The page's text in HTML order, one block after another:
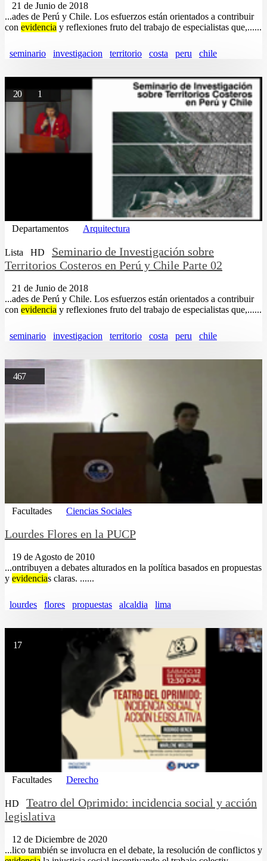
21 de Junio de 2018
...ades de Perú y Chile. Los esfuerzos están orientados a contribuir
con evidencia y reflexiones fruto del trabajo de especialistas que,......
seminario investigacion territorio costa peru chile
20 1
Departamentos Arquitectura
Lista HD
Seminario de Investigación sobre
Territorios Costeros en Perú y Chile Parte 02
21 de Junio de 2018
...ades de Perú y Chile. Los esfuerzos están orientados a contribuir
con evidencia y reflexiones fruto del trabajo de especialistas que,......
seminario investigacion territorio costa peru chile
467
Facultades Ciencias Sociales
Lourdes Flores en la PUCP
19 de Agosto de 2010
...ontribuyen a debates alturados en la política basados en propuestas
y evidencias claras. ......
lourdes flores propuestas alcaldia lima
17
Facultades Derecho
HD
Teatro del Oprimido: incidencia social y acción
legislativa
12 de Diciembre de 2020
...lico también se involucra en el debate, la resolución de conflictos y